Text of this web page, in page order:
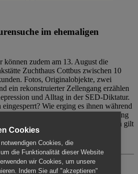
im ehemaligen
können zudem am 13. August die
Zuchthaus Cottbus zwischen 10
Fotos, Originalobjekte, zwei
ein rekonstruierter Zellengang erzählen
und Alltag in der SED-Diktatur.
Wie erging es ihnen während
erfolgt individuell ohne Betreuung
Cottbus. Für Begleitpersonen gilt
5€).
Cookies
Cookies, die
die Funktionalität dieser Website
wir Cookies, um unsere
Indem Sie auf "akzeptieren"